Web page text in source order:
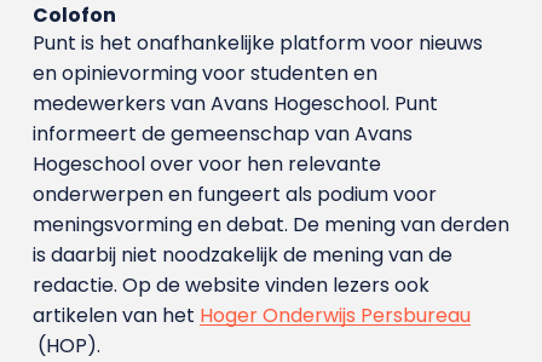
Colofon
Punt is het onafhankelijke platform voor nieuws
en opinievorming voor studenten en
medewerkers van Avans Hoge­school. Punt
informeert de gemeenschap van Avans
Hogeschool over voor hen relevante
onderwerpen en fungeert als podium voor
meningsvorming en debat. De mening van derden
is daarbij niet noodzakelijk de mening van de
redactie. Op de website vinden lezers ook
artikelen van het Hoger Onderwijs Persbureau
(HOP).